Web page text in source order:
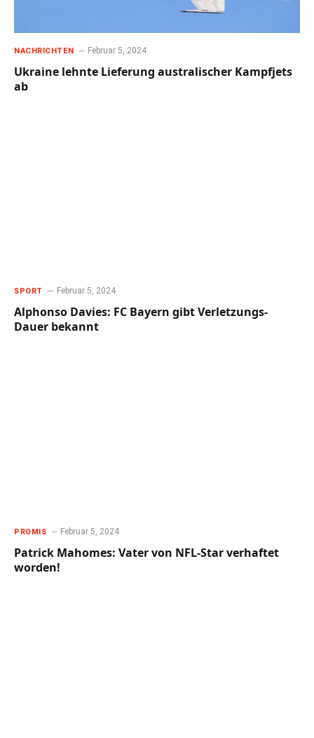
NACHRICHTEN Februar 5, 2024
Ukraine lehnte Lieferung australischer Kampfjets
ab
SPORT Februar 5, 2024
Alphonso Davies: FC Bayern gibt Verletzungs-
Dauer bekannt
PROMIS Februar 5, 2024
Patrick Mahomes: Vater von NFL-Star verhaftet
worden!